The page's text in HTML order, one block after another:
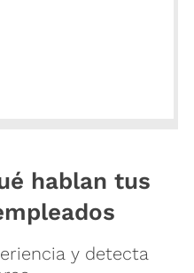
hablan tus
y detecta